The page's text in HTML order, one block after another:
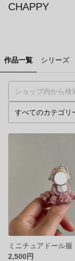
CHAPPY
作品一覧 シリーズ
2,500円